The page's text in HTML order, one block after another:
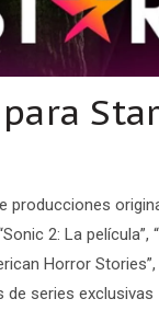
2: La película”,
Horror
de series exclusivas